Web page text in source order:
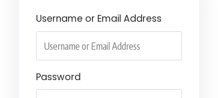
Username or Email Address
Password